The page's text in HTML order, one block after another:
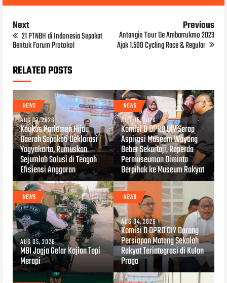
Next
21 PTNBH di Indonesia Sepakat
Bentuk Forum Protokol
Previous
Antangin Tour De Ambarrukmo 2023
Ajak 1.500 Cycling Race & Regular
RELATED POSTS
NEWS
AUG 07, 2026
Kaukus Parlemen Hijau
Daerah Sepakati Deklarasi
Yogyakarta, Rumuskan
Sejumlah Solusi di Tengah
Efisiensi Anggaran
NEWS
AUG 05, 2026
Komisi D DPRD DIY Serap
Aspirasi Museum Wayang
Beber Sekartaji, Raperda
Permuseuman Diminta
Berpihak ke Museum Rakyat
NEWS
AUG 05, 2026
MBI Jogja Gelar Kajian Tepi
Merapi
NEWS
AUG 04, 2026
Komisi D DPRD DIY Dorong
Persiapan Matang Sekolah
Rakyat Terintegrasi di Kulon
Progo